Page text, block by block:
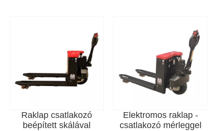
Raklap csatlakozó
beépített skálával
Elektromos raklap -
csatlakozó mérleggel